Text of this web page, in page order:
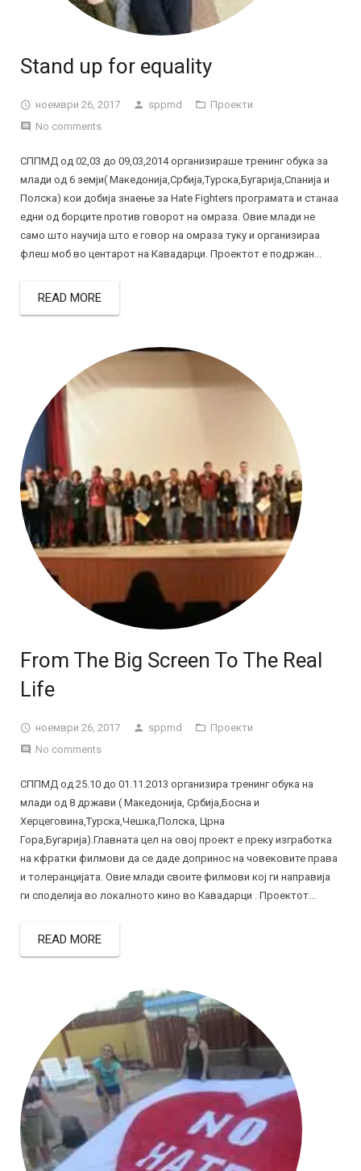
Stand up for equality
ноември 26, 2017 sppmd
Проекти
No comments
СППМД од 02,03 до 09,03,2014 организираше тренинг обука за
млади од 6 земји( Македонија,Србија,Турска,Бугарија,Спанија и
Полска) кои добија знаење за Hate Fighters програмата и станаа
едни од борците против говорот на омраза. Овие млади не
само што научија што е говор на омраза туку и организираа
флеш моб во центарот на Кавадарци. Проектот е подржан...
READ MORE
From The Big Screen To The Real
Life
ноември 26, 2017 sppmd
Проекти
No comments
СППМД од 25.10 до 01.11.2013 организира тренинг обука на
млади од 8 држави ( Македонија, Србија,Босна и
Херцеговина,Турска,Чешка,Полска, Црна
Гора,Бугарија).Главната цел на овој проект е преку изгработка
на кфратки филмови да се даде допринос на човековите права
и толеранцијата. Овие млади своите филмови кој ги направија
ги споделија во локалното кино во Кавадарци . Проектот...
READ MORE